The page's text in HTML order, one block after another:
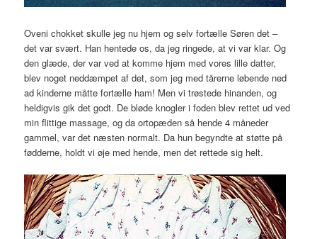
Oveni chokket skulle jeg nu hjem og selv fortælle Søren det –
det var svært. Han hentede os, da jeg ringede, at vi var klar. Og
den glæde, der var ved at komme hjem med vores lille datter,
blev noget neddæmpet af det, som jeg med tårerne løbende ned
ad kinderne måtte fortælle ham! Men vi trøstede hinanden, og
heldigvis gik det godt. De bløde knogler i foden blev rettet ud ved
min flittige massage, og da ortopæden så hende 4 måneder
gammel, var det næsten normalt. Da hun begyndte at støtte på
fødderne, holdt vi øje med hende, men det rettede sig helt.